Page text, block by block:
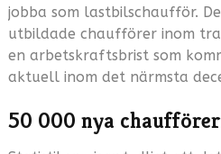
jobba som lastbilschaufför.
utbildade chaufförer inom
en arbetskraftsbrist som
aktuell inom det närmsta
50 000 nya chaufförer